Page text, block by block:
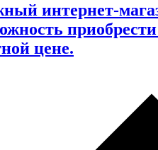
интернет-
цене.